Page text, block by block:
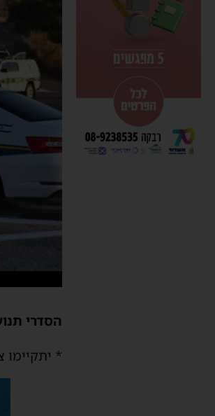
הסדרי
* יתקיימו